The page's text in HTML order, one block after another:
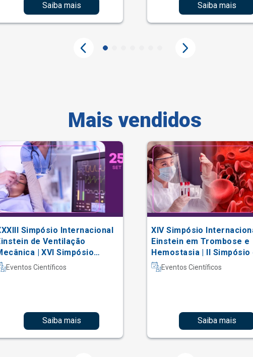
Saiba mais Saiba mais
Mais vendidos
Simpósio Internacional
de Ventilação
| XVI Simpósio
Einstein de
Fisioterapia em Terapia
Eventos Científicos
Saiba mais
XIV Simpósio
Einstein em Trombose e
Hemostasia | II Simpósio
Hematologia Laboratorial
Eventos Científicos
Saiba mais